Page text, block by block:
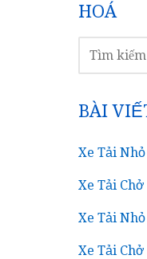
HOÁ
KIẾM
BÀI
Xe Tải
Xe Tải
Xe Tải
Xe Tải